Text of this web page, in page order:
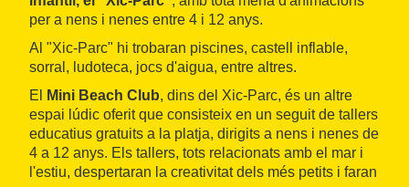
per a nens i nenes entre 4 i 12 anys.
Al "Xic-Parc" hi trobaran piscines, castell inflable,
sorral, ludoteca, jocs d'aigua, entre altres.
El
Mini Beach Club, dins del Xic-Parc, és un altre
espai lúdic oferit que consisteix en un seguit de tallers
educatius gratuits a la platja, dirigits a nens i nenes de
4 a 12 anys. Els tallers, tots relacionats amb el mar i
l'estiu, despertaran la creativitat dels més petits i faran